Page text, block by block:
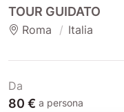
TOUR GUIDATO
Roma Italia
Da
80 € a persona